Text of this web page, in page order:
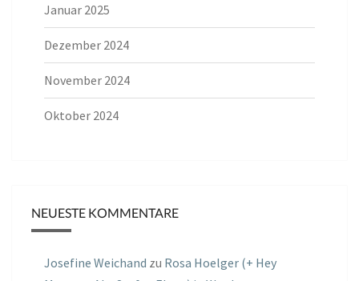
Januar 2025
Dezember 2024
November 2024
Oktober 2024
NEUESTE KOMMENTARE
Josefine Weichand zu Rosa Hoelger (+ Hey